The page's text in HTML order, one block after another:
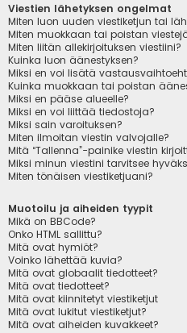
Viestien lähetyksen ongelmat
Miten luon uuden viestiketjun tai
Miten muokkaan tai poistan
Miten liitän allekirjoituksen viestiini?
Kuinka luon äänestyksen?
Miksi en voi lisätä
Kuinka muokkaan tai poistan
Miksi en pääse alueelle?
Miksi en voi liittää tiedostoja?
Miksi sain varoituksen?
Miten ilmoitan viestin valvojalle?
Mitä “Tallenna”-painike viestin
Miksi minun viestini tarvitsee
Miten tönäisen viestiketjuani?
Muotoilu ja aiheiden tyypit
Mikä on BBCode?
Onko HTML sallittu?
Mitä ovat hymiöt?
Voinko lähettää kuvia?
Mitä ovat globaalit tiedotteet?
Mitä ovat tiedotteet?
Mitä ovat kiinnitetyt viestiketjut
Mitä ovat lukitut viestiketjut?
Mitä ovat aiheiden kuvakkeet?